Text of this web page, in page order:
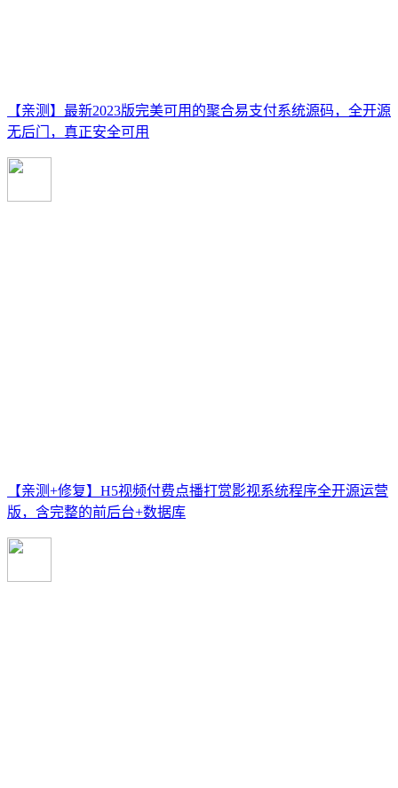
【亲测】最新2023版完美可用的聚合易支付系统源码，全开源
无后门，真正安全可用
【亲测+修复】H5视频付费点播打赏影视系统程序全开源运营
版，含完整的前后台+数据库